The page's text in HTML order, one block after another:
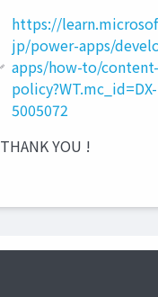
https://
jp/power-apps/
apps/how-to/
5005072
THANK YOU !